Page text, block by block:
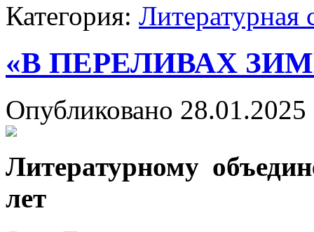
Категория: Литературная
«В ПЕРЕЛИВАХ
Опубликовано
Литературному
лет